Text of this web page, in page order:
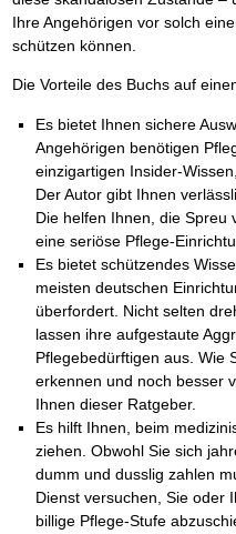
Ihre Angehörigen vor solch
schützen können.
Die Vorteile des Buchs auf
Es bietet Ihnen sichere
Angehörigen benötigen
einzigartigen Insider-
Der Autor gibt Ihnen
Die helfen Ihnen, die Spreu
eine seriöse Pflege-
Es bietet schützendes
meisten deutschen
überfordert. Nicht selten
lassen ihre aufgestaute
Pflegebedürftigen aus. Wie
erkennen und noch besser
Ihnen dieser Ratgeber.
Es hilft Ihnen, beim
ziehen. Obwohl Sie sich
dumm und dusslig zahlen
Dienst versuchen, Sie oder
billige Pflege-Stufe